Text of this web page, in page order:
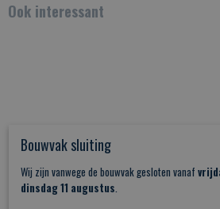
Ook interessant
Bouwvak sluiting
Wij zijn vanwege de bouwvak gesloten vanaf
dinsdag 11 augustus.